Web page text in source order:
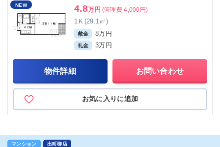
NEW 4.8万円 (管理費 4,000円)
1Ｋ(29.1㎡)
敷金 8万円
礼金 3万円
物件詳細 お問い合わせ
お気に入りに追加
マンション 出町柳店